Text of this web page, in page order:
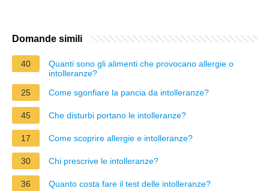
Domande simili
40
Quanti sono gli alimenti che provocano allergie o
intolleranze?
25
Come sgonfiare la pancia da intolleranze?
45 Che disturbi portano le intolleranze?
17 Come scoprire allergie e intolleranze?
30 Chi prescrive le intolleranze?
36 Quanto costa fare il test delle intolleranze?